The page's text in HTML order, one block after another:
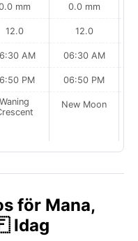
mm
12.0
AM
PM
Waning
0.0 mm
12.0
06:30 AM
06:50 PM
New Moon
för Mana,
Idag